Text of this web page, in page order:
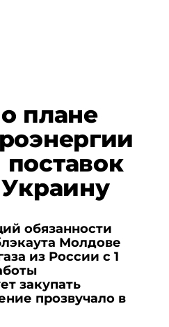
плане
Украину
обязанности
Молдове
из России с 1
закупать
прозвучало в